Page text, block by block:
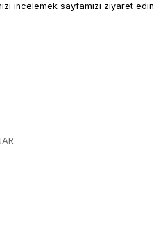
incelemek sayfamızı ziyaret edin.